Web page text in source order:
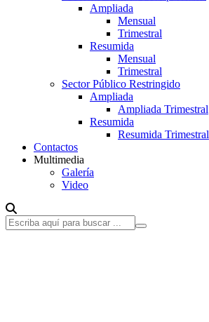
Ampliada
Mensual
Trimestral
Resumida
Mensual
Trimestral
Sector Público Restringido
Ampliada
Ampliada Trimestral
Resumida
Resumida Trimestral
Contactos
Multimedia
Galería
Video